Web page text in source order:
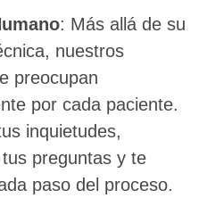
: Más allá de su
nuestros
preocupan
por cada paciente.
inquietudes,
preguntas y te
paso del proceso.